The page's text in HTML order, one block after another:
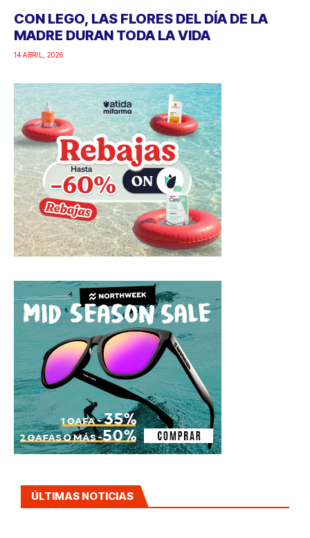
CON LEGO, LAS FLORES DEL DÍA DE LA
MADRE DURAN TODA LA VIDA
14 ABRIL, 2026
ÚLTIMAS NOTICIAS